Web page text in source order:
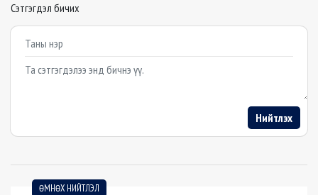
Сэтгэгдэл бичих
Example textarea
Нийтлэх
ӨМНӨХ НИЙТЛЭЛ